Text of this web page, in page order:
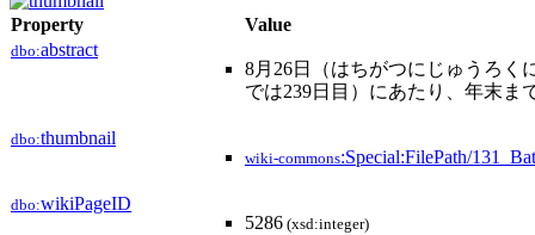
Property Value
dbo:abstract
8月26日（はちがつにじゅうろく
では239日目）にあたり、年末ま
dbo:thumbnail
wiki-commons:Special:FilePath/
dbo:wikiPageID
5286 (xsd:integer)